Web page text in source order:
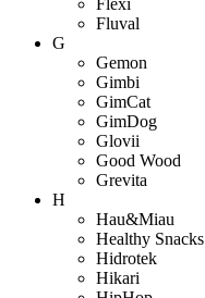
Flexi
Fluval
G
Gemon
Gimbi
GimCat
GimDog
Glovii
Good Wood
Grevita
H
Hau&Miau
Healthy Snacks
Hidrotek
Hikari